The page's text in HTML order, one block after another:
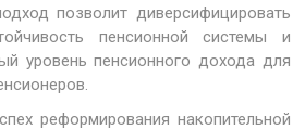
позволит диверсифицировать
пенсионной системы и
уровень пенсионного дохода для
реформирования накопительной